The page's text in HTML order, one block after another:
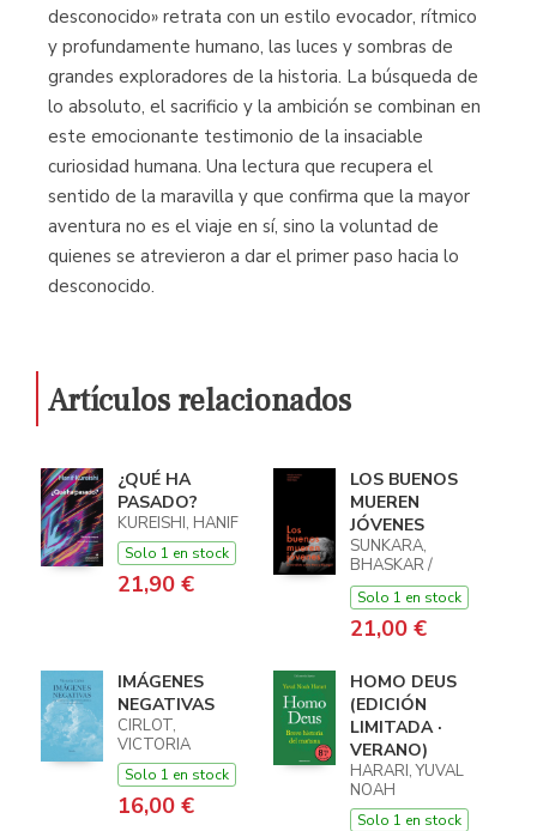
desconocido» retrata con un estilo evocador, rítmico
y profundamente humano, las luces y sombras de
grandes exploradores de la historia. La búsqueda de
lo absoluto, el sacrificio y la ambición se combinan en
este emocionante testimonio de la insaciable
curiosidad humana. Una lectura que recupera el
sentido de la maravilla y que confirma que la mayor
aventura no es el viaje en sí, sino la voluntad de
quienes se atrevieron a dar el primer paso hacia lo
desconocido.
Artículos relacionados
¿QUÉ HA
PASADO?
KUREISHI, HANIF
Solo 1 en stock
21,90 €
LOS BUENOS
MUEREN
JÓVENES
SUNKARA,
BHASKAR /
WALTERS,
JONAH / ROJAS,
RENÉ
Solo 1 en stock
21,00 €
IMÁGENES
NEGATIVAS
CIRLOT,
VICTORIA
Solo 1 en stock
16,00 €
HOMO DEUS
(EDICIÓN
LIMITADA ·
VERANO)
HARARI, YUVAL
NOAH
Solo 1 en stock